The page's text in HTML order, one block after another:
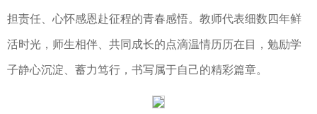
担责任、心怀感恩赴征程的青春感悟。教师代表细数四年鲜
活时光，师生相伴、共同成长的点滴温情历历在目，勉励学
子静心沉淀、蓄力笃行，书写属于自己的精彩篇章。